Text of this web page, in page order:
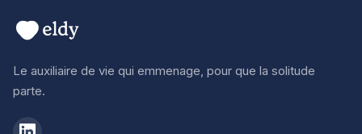
Le auxiliaire de vie qui emmenage, pour que la solitude
parte.